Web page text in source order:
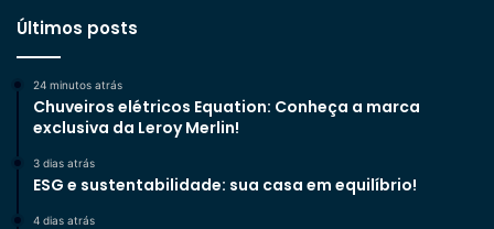
Últimos posts
24 minutos atrás
Chuveiros elétricos Equation: Conheça a marca
exclusiva da Leroy Merlin!
3 dias atrás
ESG e sustentabilidade: sua casa em equilíbrio!
4 dias atrás